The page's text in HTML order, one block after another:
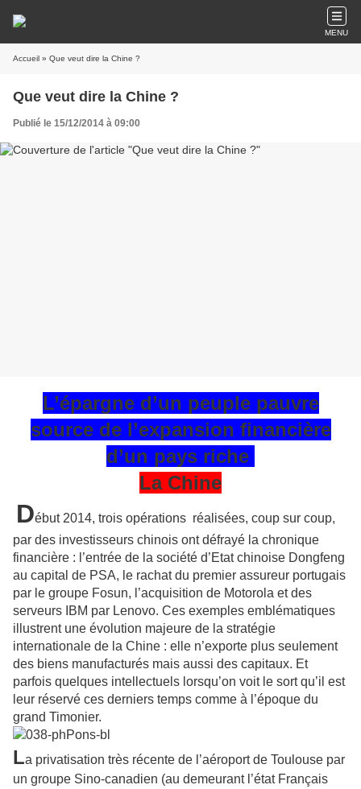
MENU
Accueil » Que veut dire la Chine ?
Que veut dire la Chine ?
Publié le 15/12/2014 à 09:00
L’épargne d’un peuple pauvre
source de l’expansion financière
d’un pays riche
La Chine
Début 2014, trois opérations réalisées, coup sur coup,
par des investisseurs chinois ont défrayé la chronique
financière : l’entrée de la société d’Etat chinoise Dongfeng
au capital de PSA, le rachat du premier assureur portugais
par le groupe Fosun, l’acquisition de Motorola et des
serveurs IBM par Lenovo. Ces exemples emblématiques
illustrent une évolution majeure de la stratégie
internationale de la Chine : elle n’exporte plus seulement
des biens manufacturés mais aussi des capitaux. Et
parfois quelques intellectuels lorsqu’on voit le sort qu’il est
leur réservé ces derniers temps comme à l’époque du
grand Timonier.
La privatisation très récente de l’aéroport de Toulouse par
un groupe Sino-canadien (au demeurant l’état Français